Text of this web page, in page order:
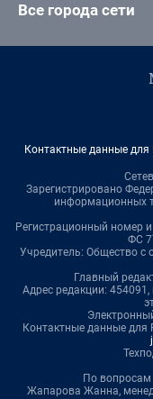
Все города сети
Контактные данные для
Зарегистрировано
информационных
Регистрационный номер
ФС
Учредитель: Общество с
Главный
Адрес редакции: 454091,
Контактные данные для
По вопросам
Жапарова Жанна,